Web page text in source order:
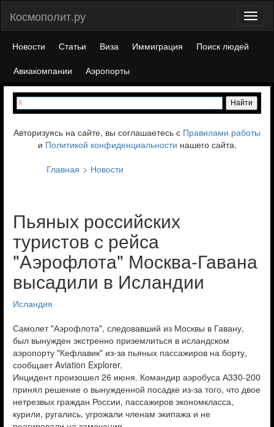
Космополит.ру
Новости Статьи Виза Иммиграция
Поиск людей
Авиакомпании
Аэропорты
Авторизуясь на сайте, вы соглашаетесь с Правилами работы
и Политикой конфиденциальности нашего сайта.
Главная
Новости
Пьяных российских
туристов с рейса
"Аэрофлота" Москва-Гавана
высадили в Исландии
Исландия
Самолет "Аэрофлота", следовавший из Москвы в Гавану,
был вынужден экстренно приземлиться в исландском
аэропорту "Кефлавик" из-за пьяных пассажиров на борту,
сообщает Aviation Explorer.
Инцидент произошел 26 июня. Командир аэробуса А330-200
принял решение о вынужденной посадке из-за того, что двое
нетрезвых граждан России, пассажиров экономкласса,
курили, ругались, угрожали членам экипажа и не